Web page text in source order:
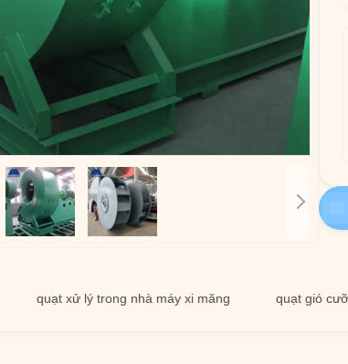
quạt xử lý trong nhà máy xi măng quạt gió cưỡng bức